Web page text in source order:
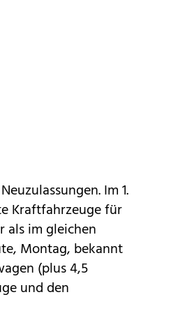
. Im 1.
Kraftfahrzeuge für
als im gleichen
Montag, bekannt
(plus 4,5
und den